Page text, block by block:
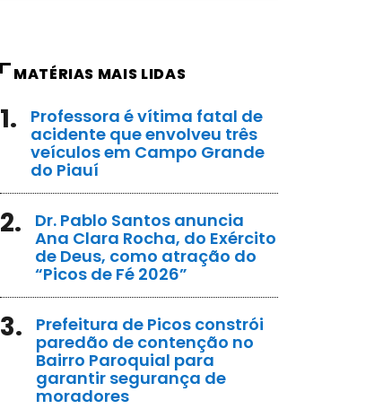
MATÉRIAS MAIS LIDAS
1.
Professora é vítima fatal de
acidente que envolveu três
veículos em Campo Grande
do Piauí
2.
Dr. Pablo Santos anuncia
Ana Clara Rocha, do Exército
de Deus, como atração do
“Picos de Fé 2026”
3.
Prefeitura de Picos constrói
paredão de contenção no
Bairro Paroquial para
garantir segurança de
moradores